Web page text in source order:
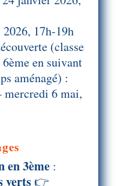
17h-19h
(classe
6ème en suivant
aménagé) :
6 mai,
en 3ème:
verts👉